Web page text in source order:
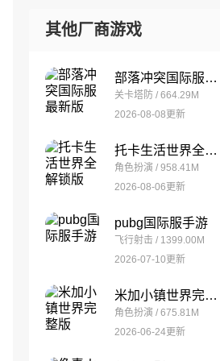
其他厂商游戏
部落冲突国际服最新版
关卡塔防 / 664.29M
2026-08-08更新
托卡生活世界全解锁版
角色扮演 / 958.41M
2026-08-06更新
pubg国际服手游
飞行射击 / 1399.00M
2026-07-10更新
米加小镇世界完整版
角色扮演 / 675.81M
2026-06-24更新